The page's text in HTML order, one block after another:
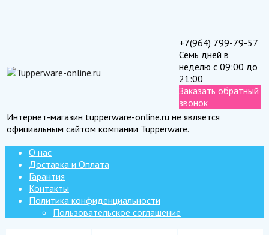
+7(964) 799-79-57
Семь дней в
неделю с 09:00 до
21:00
Заказать обратный
звонок
Интернет-магазин tupperware-online.ru не является
официальным сайтом компании Tupperware.
О нас
Доставка и Оплата
Гарантия
Контакты
Политика конфиденциальности
Пользовательское соглашение